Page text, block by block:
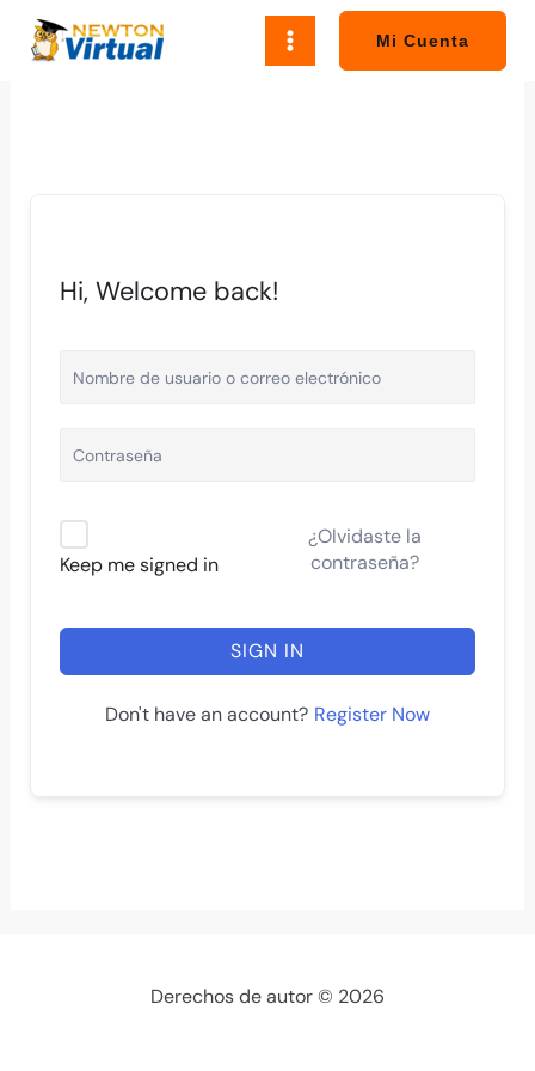
Mi Cuenta
Hi, Welcome back!
Keep me signed in
¿Olvidaste la
contraseña?
SIGN IN
Don't have an account? Register Now
Derechos de autor © 2026